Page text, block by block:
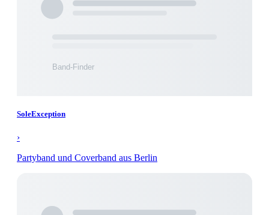
SoleException
›
Partyband und Coverband aus Berlin